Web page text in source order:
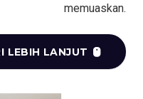
memuaskan.
LEBIH LANJUT